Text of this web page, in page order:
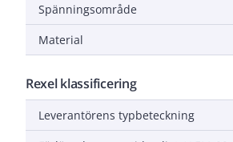
Spänningsområde
Material
Rexel klassificering
Leverantörens typbeteckning